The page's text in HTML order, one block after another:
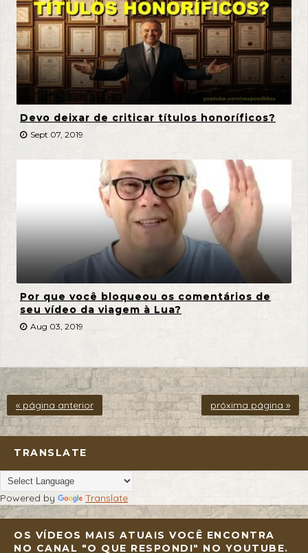
Devo deixar de criticar títulos honoríficos?
Sept 07, 2019
Por que você bloqueou os comentários de
seu vídeo da viagem à Lua?
Aug 03, 2019
« página anterior próxima página »
TRANSLATE
Powered by Translate
OS VÍDEOS MAIS ATUAIS VOCÊ ENCONTRA
NO CANAL "O QUE RESPONDI" NO YOUTUBE.